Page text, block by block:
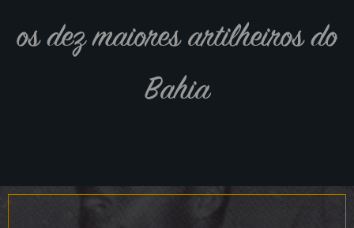
os dez maiores artilheiros do
Bahia